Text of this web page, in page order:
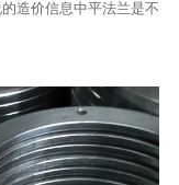
造价信息中平法兰是不